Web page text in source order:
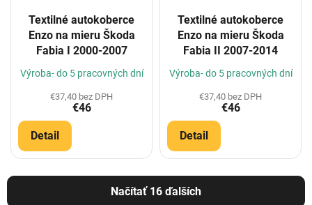
Textilné autokoberce
Enzo na mieru Škoda
Fabia I 2000-2007
Výroba- do 5 pracovných dní
€37,40 bez DPH
€46
Detail
Textilné autokoberce
Enzo na mieru Škoda
Fabia II 2007-2014
Výroba- do 5 pracovných dní
€37,40 bez DPH
€46
Detail
Načítať 16 ďalších